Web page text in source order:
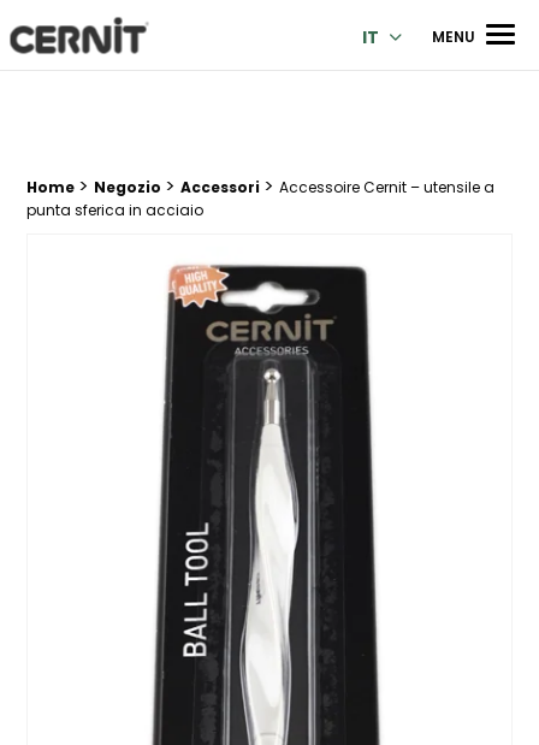
Cernit Une qualité haut de gamme pour des créations
IT MENU
Breadcrumb trail:
Home > Negozio > Accessori > Accessoire Cernit – utensile a
punta sferica in acciaio